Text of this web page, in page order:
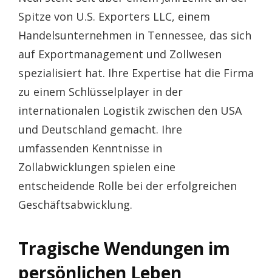
Spitze von U.S. Exporters LLC, einem
Handelsunternehmen in Tennessee, das sich
auf Exportmanagement und Zollwesen
spezialisiert hat. Ihre Expertise hat die Firma
zu einem Schlüsselplayer in der
internationalen Logistik zwischen den USA
und Deutschland gemacht. Ihre
umfassenden Kenntnisse in
Zollabwicklungen spielen eine
entscheidende Rolle bei der erfolgreichen
Geschäftsabwicklung.
Tragische Wendungen im
persönlichen Leben